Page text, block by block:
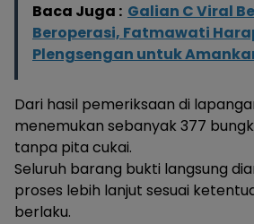
Baca Juga : Galian C Viral
Beroperasi, Fatmawati
Plengsengan untuk
Dari hasil pemeriksaan di
menemukan sebanyak 377
tanpa pita cukai.
Seluruh barang bukti langsung
proses lebih lanjut sesuai
berlaku.